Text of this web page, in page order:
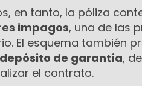
en tanto, la póliza
impagos, una de las
El esquema también
depósito de garantía,
el contrato.